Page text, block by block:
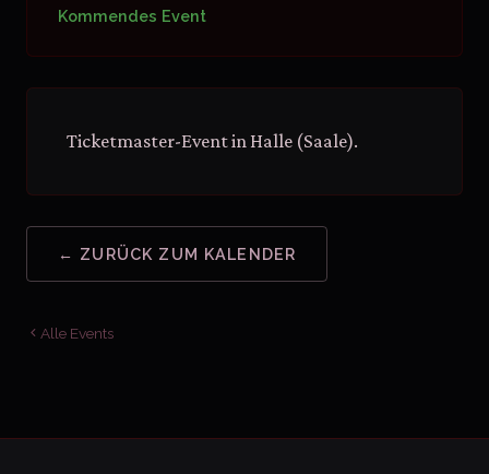
Kommendes Event
Ticketmaster-Event in Halle (Saale).
← ZURÜCK ZUM KALENDER
Alle Events